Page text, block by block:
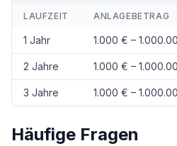
LAUFZEIT ANLAGEBETRAG
1 Jahr 1.000 € –
2 Jahre 1.000 € –
3 Jahre 1.000 € –
Häufige Fragen